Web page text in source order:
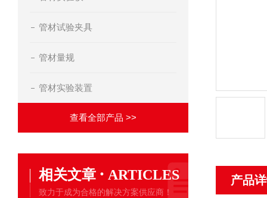
管材试验夹具
管材量规
管材实验装置
查看全部产品 >>
相关文章 · ARTICLES
致力于成为合格的解决方案供应商！
产品